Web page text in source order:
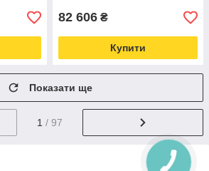
82 606 ₴
Купити
Показати ще
1 / 97